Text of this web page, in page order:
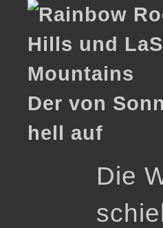
Der von
hell auf
Die